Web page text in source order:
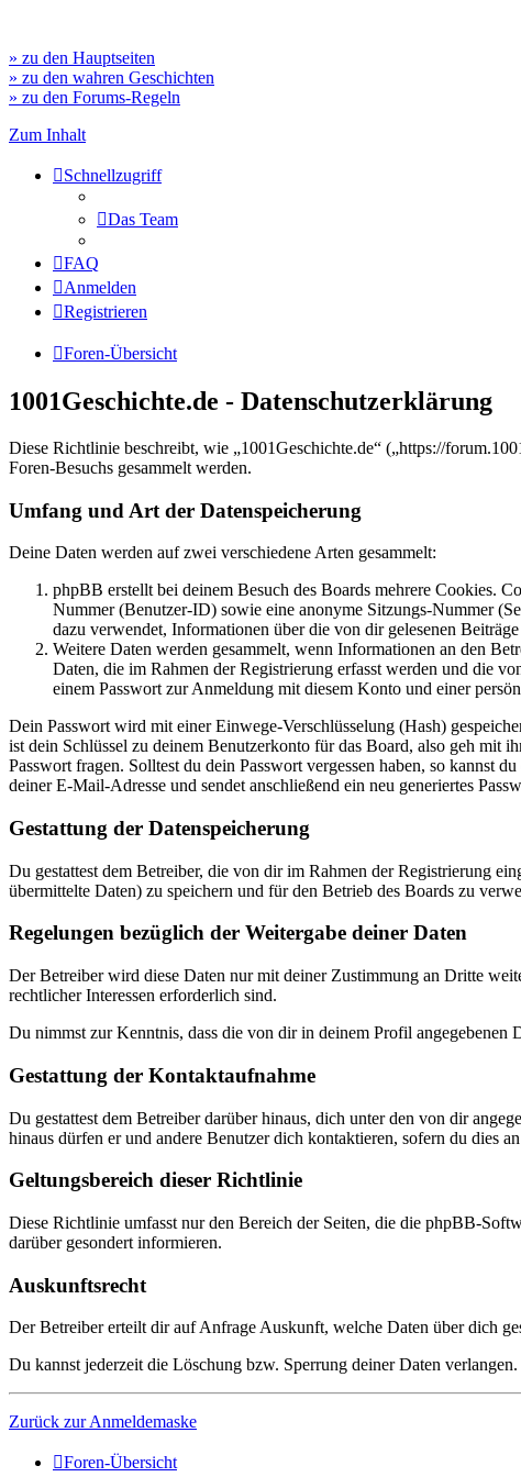
» zu den Hauptseiten
» zu den wahren Geschichten
» zu den Forums-Regeln
Zum Inhalt
Schnellzugriff
Das Team
FAQ
Anmelden
Registrieren
Foren-Übersicht
1001Geschichte.de - Datenschutzerklärung
Diese Richtlinie beschreibt, wie „1001Geschichte.de“ („https://
Foren-Besuchs gesammelt werden.
Umfang und Art der Datenspeicherung
Deine Daten werden auf zwei verschiedene Arten gesammelt:
phpBB erstellt bei deinem Besuch des Boards mehrere Cookies.
Nummer (Benutzer-ID) sowie eine anonyme Sitzungs-Nummer
dazu verwendet, Informationen über die von dir gelesenen
Weitere Daten werden gesammelt, wenn Informationen an den
Daten, die im Rahmen der Registrierung erfasst werden und die
einem Passwort zur Anmeldung mit diesem Konto und einer
Dein Passwort wird mit einer Einwege-Verschlüsselung (Hash)
ist dein Schlüssel zu deinem Benutzerkonto für das Board, also geh mit
Passwort fragen. Solltest du dein Passwort vergessen haben, so kannst
deiner E-Mail-Adresse und sendet anschließend ein neu generiertes
Gestattung der Datenspeicherung
Du gestattest dem Betreiber, die von dir im Rahmen der Registrierung
übermittelte Daten) zu speichern und für den Betrieb des Boards zu
Regelungen bezüglich der Weitergabe deiner Daten
Der Betreiber wird diese Daten nur mit deiner Zustimmung an Dritte
rechtlicher Interessen erforderlich sind.
Du nimmst zur Kenntnis, dass die von dir in deinem Profil
Gestattung der Kontaktaufnahme
Du gestattest dem Betreiber darüber hinaus, dich unter den von dir
hinaus dürfen er und andere Benutzer dich kontaktieren, sofern du dies
Geltungsbereich dieser Richtlinie
Diese Richtlinie umfasst nur den Bereich der Seiten, die die phpBB-
darüber gesondert informieren.
Auskunftsrecht
Der Betreiber erteilt dir auf Anfrage Auskunft, welche Daten über dich
Du kannst jederzeit die Löschung bzw. Sperrung deiner Daten
Zurück zur Anmeldemaske
Foren-Übersicht